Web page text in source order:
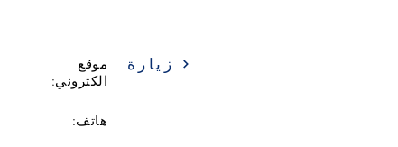
موقع
الكتروني:
زيارة
هاتف: